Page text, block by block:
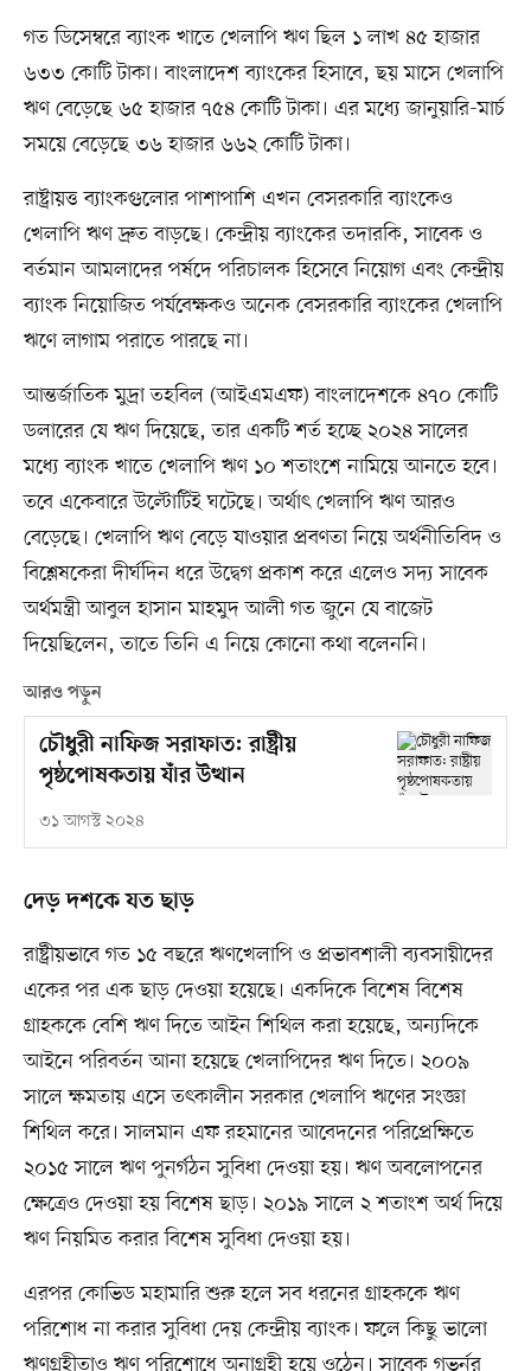
গত ডিসেম্বরে ব্যাংক খাতে খেলাপি ঋণ ছিল ১ লাখ ৪৫ হাজার
৬৩৩ কোটি টাকা। বাংলাদেশ ব্যাংকের হিসাবে, ছয় মাসে খেলাপি
ঋণ বেড়েছে ৬৫ হাজার ৭৫৪ কোটি টাকা। এর মধ্যে জানুয়ারি-মার্চ
সময়ে বেড়েছে ৩৬ হাজার ৬৬২ কোটি টাকা।
রাষ্ট্রায়ত্ত ব্যাংকগুলোর পাশাপাশি এখন বেসরকারি ব্যাংকেও
খেলাপি ঋণ দ্রুত বাড়ছে। কেন্দ্রীয় ব্যাংকের তদারকি, সাবেক ও
বর্তমান আমলাদের পর্ষদে পরিচালক হিসেবে নিয়োগ এবং কেন্দ্রীয়
ব্যাংক নিয়োজিত পর্যবেক্ষকও অনেক বেসরকারি ব্যাংকের খেলাপি
ঋণে লাগাম পরাতে পারছে না।
আন্তর্জাতিক মুদ্রা তহবিল (আইএমএফ) বাংলাদেশকে ৪৭০ কোটি
ডলারের যে ঋণ দিয়েছে, তার একটি শর্ত হচ্ছে ২০২৪ সালের
মধ্যে ব্যাংক খাতে খেলাপি ঋণ ১০ শতাংশে নামিয়ে আনতে হবে।
তবে একেবারে উল্টোটিই ঘটেছে। অর্থাৎ খেলাপি ঋণ আরও
বেড়েছে। খেলাপি ঋণ বেড়ে যাওয়ার প্রবণতা নিয়ে অর্থনীতিবিদ ও
বিশ্লেষকেরা দীর্ঘদিন ধরে উদ্বেগ প্রকাশ করে এলেও সদ্য সাবেক
অর্থমন্ত্রী আবুল হাসান মাহমুদ আলী গত জুনে যে বাজেট
দিয়েছিলেন, তাতে তিনি এ নিয়ে কোনো কথা বলেননি।
আরও পড়ুন
চৌধুরী নাফিজ সরাফাত: রাষ্ট্রীয়
পৃষ্ঠপোষকতায় যাঁর উত্থান
৩১ আগস্ট ২০২৪
দেড় দশকে যত ছাড়
রাষ্ট্রীয়ভাবে গত ১৫ বছরে ঋণখেলাপি ও প্রভাবশালী ব্যবসায়ীদের
একের পর এক ছাড় দেওয়া হয়েছে। একদিকে বিশেষ বিশেষ
গ্রাহককে বেশি ঋণ দিতে আইন শিথিল করা হয়েছে, অন্যদিকে
আইনে পরিবর্তন আনা হয়েছে খেলাপিদের ঋণ দিতে। ২০০৯
সালে ক্ষমতায় এসে তৎকালীন সরকার খেলাপি ঋণের সংজ্ঞা
শিথিল করে। সালমান এফ রহমানের আবেদনের পরিপ্রেক্ষিতে
২০১৫ সালে ঋণ পুনর্গঠন সুবিধা দেওয়া হয়। ঋণ অবলোপনের
ক্ষেত্রেও দেওয়া হয় বিশেষ ছাড়। ২০১৯ সালে ২ শতাংশ অর্থ দিয়ে
ঋণ নিয়মিত করার বিশেষ সুবিধা দেওয়া হয়।
এরপর কোভিড মহামারি শুরু হলে সব ধরনের গ্রাহককে ঋণ
পরিশোধ না করার সুবিধা দেয় কেন্দ্রীয় ব্যাংক। ফলে কিছু ভালো